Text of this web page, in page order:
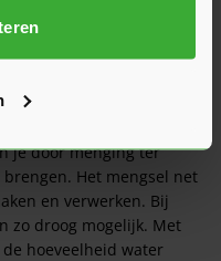
je door menging ter
Het mengsel net
en verwerken. Bij
zo droog mogelijk. Met
hoeveelheid water